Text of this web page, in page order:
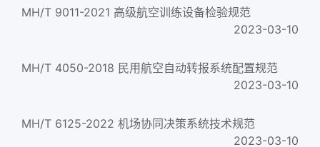
MH/T 9011-2021 高级航空训练设备检验规范
2023-03-10
MH/T 4050-2018 民用航空自动转报系统配置规范
2023-03-10
MH/T 6125-2022 机场协同决策系统技术规范
2023-03-10